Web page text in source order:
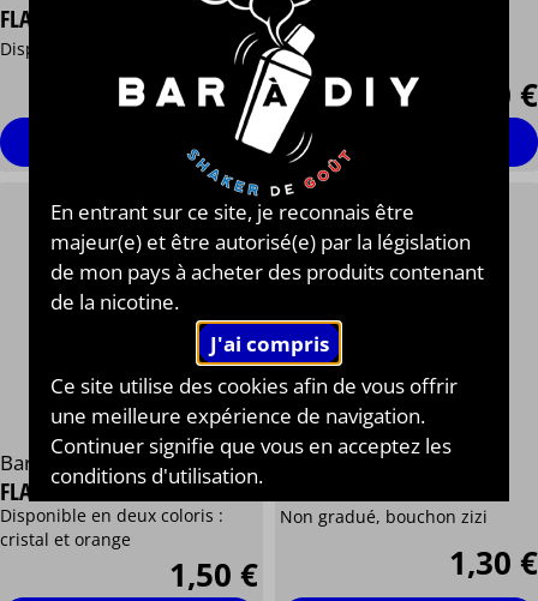
FLACON PE SOUPLE
Disponible en 10 et 30ml
0,45 €
FLACON DE 10 ML EN
VERRE
Disponible en 10ml
0,60 €
Bar à Diy®
FLACON PET DE 60 ML
Disponible en deux coloris :
cristal et orange
1,50 €
Bar à Diy®
FLACON PE DE 125 ML
Non gradué, bouchon zizi
1,30 €
En entrant sur ce site, je reconnais être
majeur(e) et être autorisé(e) par la législation
de mon pays à acheter des produits contenant
de la nicotine.
Ce site utilise des cookies afin de vous offrir
une meilleure expérience de navigation.
Continuer signifie que vous en acceptez les
conditions d'utilisation.